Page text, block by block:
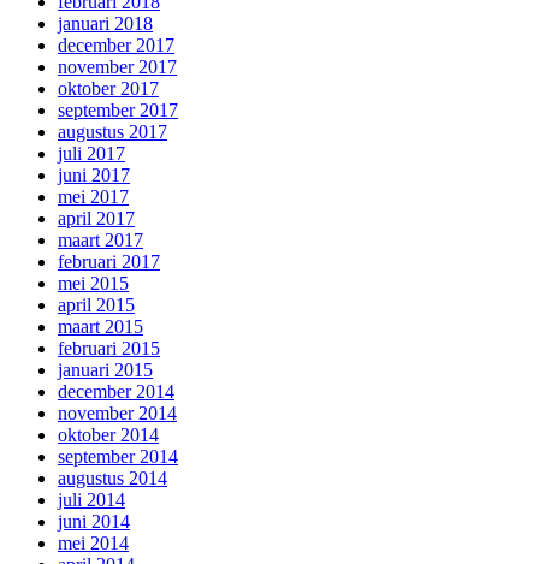
januari 2018
december 2017
november 2017
oktober 2017
september 2017
augustus 2017
juli 2017
juni 2017
mei 2017
april 2017
maart 2017
februari 2017
mei 2015
april 2015
maart 2015
februari 2015
januari 2015
december 2014
november 2014
oktober 2014
september 2014
augustus 2014
juli 2014
juni 2014
mei 2014